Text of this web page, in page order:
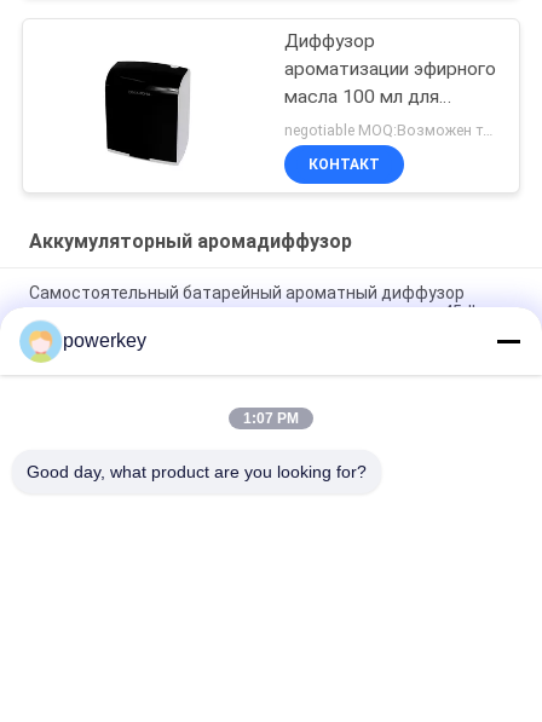
Диффузор
ароматизации эфирного
масла 100 мл для
маркетинга
ароматизации
negotiable MOQ:Возможен торг
КОНТАКТ
Аккумуляторный аромадиффузор
Самостоятельный батарейный ароматный диффузор
вентилятор ароматное масло ароматная система 45dba
Шум
Диффузор ароматерапии с батареей
Ароматические очистители воздуха Диффузер эфирного
powerkey
1:07 PM
Good day, what product are you looking for?